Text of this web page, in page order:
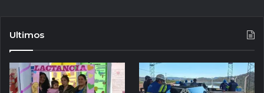
Ultimos